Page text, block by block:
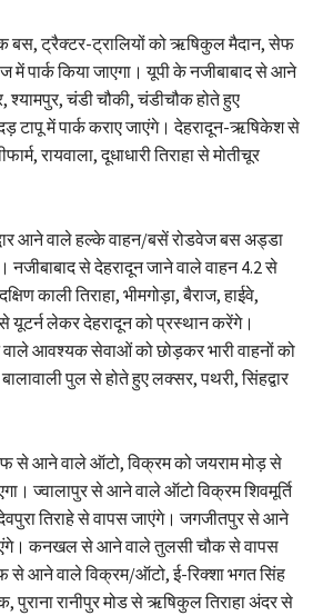
बस, ट्रैक्टर-ट्रालियों को ऋषिकुल मैदान, सेफ
में पार्क किया जाएगा। यूपी के नजीबाबाद से आने
श्यामपुर, चंडी चौकी, चंडीचौक होते हुए
टापू में पार्क कराए जाएंगे। देहरादून-ऋषिकेश से
रायवाला, दूधाधारी तिराहा से मोतीचूर
आने वाले हल्के वाहन/बसें रोडवेज बस अड्डा
नजीबाबाद से देहरादून जाने वाले वाहन 4.2 से
काली तिराहा, भीमगोड़ा, बैराज, हाईवे,
यूटर्न लेकर देहरादून को प्रस्थान करेंगे।
वाले आवश्यक सेवाओं को छोड़कर भारी वाहनों को
पुल से होते हुए लक्सर, पथरी, सिंहद्वार
से आने वाले ऑटो, विक्रम को जयराम मोड़ से
ज्वालापुर से आने वाले ऑटो विक्रम शिवमूर्ति
तिराहे से वापस जाएंगे। जगजीतपुर से आने
कनखल से आने वाले तुलसी चौक से वापस
से आने वाले विक्रम/ऑटो, ई-रिक्शा भगत सिंह
पुराना रानीपुर मोड से ऋषिकुल तिराहा अंदर से